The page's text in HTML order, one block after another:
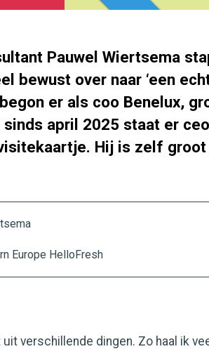
Pauwel Wiertsema
bewust over naar ‘een
er als coo Benelux,
sinds april 2025 staat er
Hij is zelf groot
Europe HelloFresh
verschillende dingen. Zo haal ik